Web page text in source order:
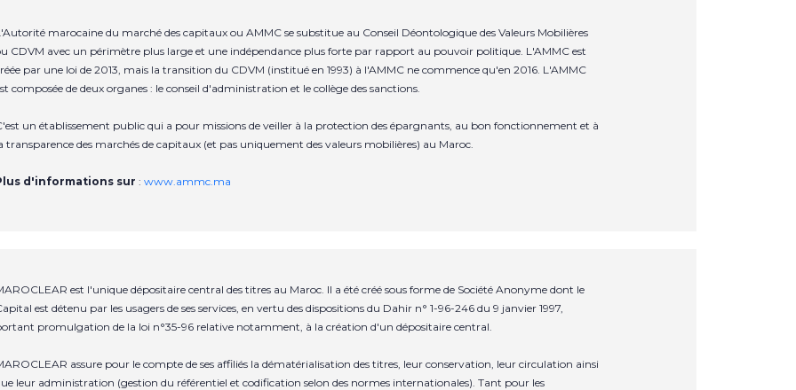
marocaine du marché des capitaux ou AMMC se substitue au Conseil Déontologique des Valeurs Mobilières
CDVM avec un périmètre plus large et une indépendance plus forte par rapport au pouvoir politique. L'AMMC est
par une loi de 2013, mais la transition du CDVM (institué en 1993) à l'AMMC ne commence qu'en 2016. L'AMMC
composée de deux organes : le conseil d'administration et le collège des sanctions.
un établissement public qui a pour missions de veiller à la protection des épargnants, au bon fonctionnement et à
transparence des marchés de capitaux (et pas uniquement des valeurs mobilières) au Maroc.
d'informations sur : www.ammc.ma
est l'unique dépositaire central des titres au Maroc. Il a été créé sous forme de Société Anonyme dont le
est détenu par les usagers de ses services, en vertu des dispositions du Dahir n° 1-96-246 du 9 janvier 1997,
promulgation de la loi n°35-96 relative notamment, à la création d'un dépositaire central.
assure pour le compte de ses affiliés la dématérialisation des titres, leur conservation, leur circulation ainsi
leur administration (gestion du référentiel et codification selon des normes internationales). Tant pour les